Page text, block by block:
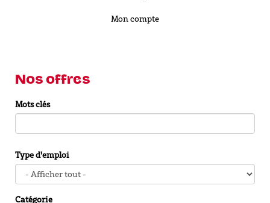
Mon compte
Nos offres
Mots clés
Type d'emploi
Catégorie